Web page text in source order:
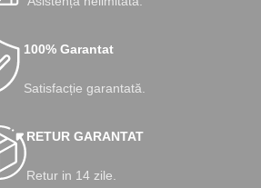
100% Garantat
Satisfacție garantată.
RETUR GARANTAT
Retur in 14 zile.